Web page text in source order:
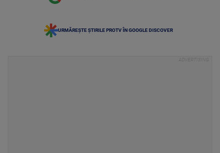
URMĂREȘTE ȘTIRILE PROTV ÎN GOOGLE DISCOVER